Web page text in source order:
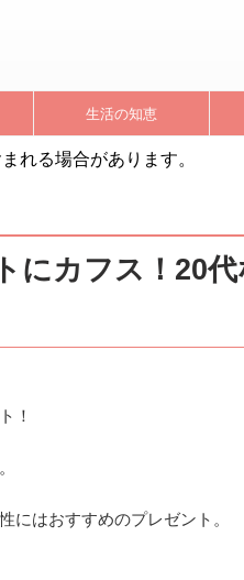
生活の知恵
れる場合があります。
にカフス！20
！
にはおすすめのプレゼント。